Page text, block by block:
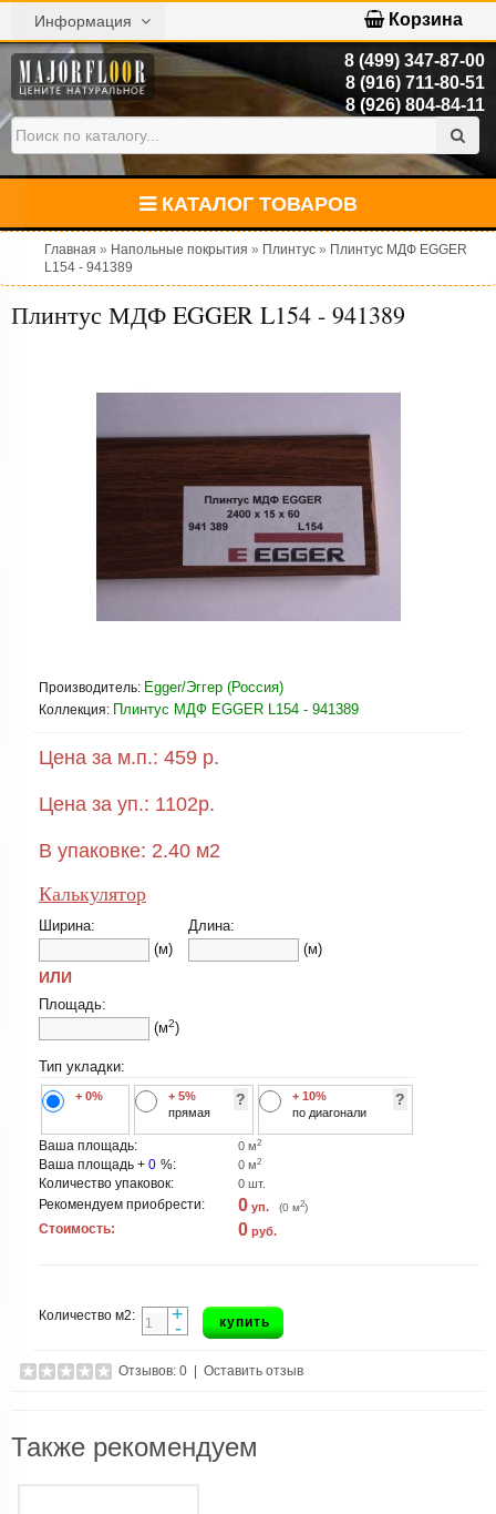
Информация Корзина
8 (499) 347-87-00
8 (916) 711-80-51
8 (926) 804-84-11
КАТАЛОГ ТОВАРОВ
Главная » Напольные покрытия » Плинтус » Плинтус МДФ EGGER
L154 - 941389
Плинтус МДФ EGGER L154 - 941389
Производитель: Egger/Эггер (Россия)
Коллекция: Плинтус МДФ EGGER L154 - 941389
Цена за м.п.: 459 р.
Цена за уп.: 1102р.
В упаковке: 2.40 м2
Калькулятор
Ширина:
(м)
Длина:
(м)
ИЛИ
Площадь:
(м2)
Тип укладки:
+ 0%
+ 5%
прямая
?
+ 10%
по диагонали
?
Ваша площадь: 0 м2
Ваша площадь + 0 %: 0 м2
Количество упаковок: 0 шт.
Рекомендуем приобрести: 0 уп. (0 м2)
Стоимость: 0 руб.
Количество м2: +
- купить
Отзывов: 0 Оставить отзыв
Также рекомендуем